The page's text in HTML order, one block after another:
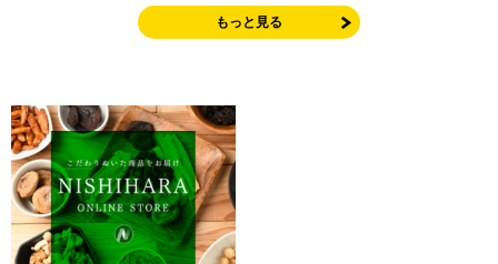
もっと見る